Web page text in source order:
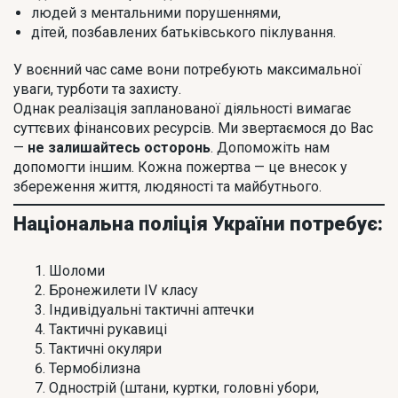
людей з ментальними порушеннями,
дітей, позбавлених батьківського піклування.
У воєнний час саме вони потребують максимальної
уваги, турботи та захисту.
Однак реалізація запланованої діяльності вимагає
суттєвих фінансових ресурсів. Ми звертаємося до Вас
— не залишайтесь осторонь. Допоможіть нам
допомогти іншим. Кожна пожертва — це внесок у
збереження життя, людяності та майбутнього.
Національна поліція України потребує:
Шоломи
Бронежилети IV класу
Індивідуальні тактичні аптечки
Тактичні рукавиці
Тактичні окуляри
Термобілизна
Однострій (штани, куртки, головні убори,